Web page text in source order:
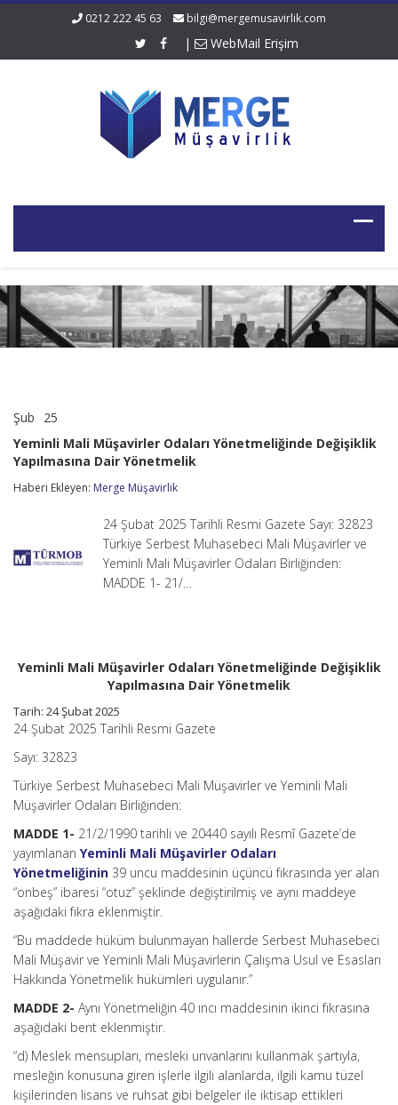
0212 222 45 63 bilgi@mergemusavirlik.com
| WebMail Erişim
Şub 25
Müşavirler
Odaları
Değişiklik
Yönetmelik
için
Yeminli Mali Müşavirler Odaları Yönetmeliğinde Değişiklik
Yapılmasına Dair Yönetmelik
Haberi Ekleyen: Merge Müşavirlik
24 Şubat 2025 Tarihli Resmi Gazete Sayı: 32823
Türkiye Serbest Muhasebeci Mali Müşavirler ve
Yeminli Mali Müşavirler Odaları Birliğinden:
MADDE 1- 21/…
Yeminli Mali Müşavirler Odaları Yönetmeliğinde Değişiklik
Yapılmasına Dair Yönetmelik
Tarih: 24 Şubat 2025
24 Şubat 2025 Tarihli Resmi Gazete
Sayı: 32823
Türkiye Serbest Muhasebeci Mali Müşavirler ve Yeminli Mali
Müşavirler Odaları Birliğinden:
MADDE 1- 21/2/1990 tarihli ve 20440 sayılı Resmî Gazete’de
yayımlanan Yeminli Mali Müşavirler Odaları
Yönetmeliğinin 39 uncu maddesinin üçüncü fıkrasında yer alan
“onbeş” ibaresi “otuz” şeklinde değiştirilmiş ve aynı maddeye
aşağıdaki fıkra eklenmiştir.
“Bu maddede hüküm bulunmayan hallerde Serbest Muhasebeci
Mali Müşavir ve Yeminli Mali Müşavirlerin Çalışma Usul ve Esasları
Hakkında Yönetmelik hükümleri uygulanır.”
MADDE 2- Aynı Yönetmeliğin 40 ıncı maddesinin ikinci fıkrasına
aşağıdaki bent eklenmiştir.
“d) Meslek mensupları, mesleki unvanlarını kullanmak şartıyla,
mesleğin konusuna giren işlerle ilgili alanlarda, ilgili kamu tüzel
kişilerinden lisans ve ruhsat gibi belgeler ile iktisap ettikleri